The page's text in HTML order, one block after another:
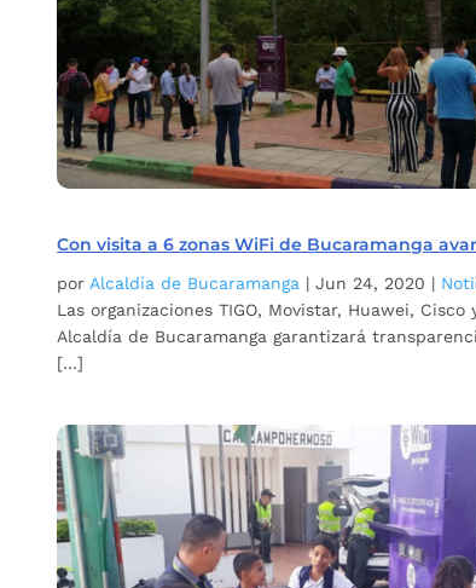
Con visita a 6 zonas WiFi de Bucaramanga
por Alcaldía de Bucaramanga |Jun 24, 2020 |
Las organizaciones TIGO, Movistar, Huawei,
Alcaldía de Bucaramanga garantizará
[…]